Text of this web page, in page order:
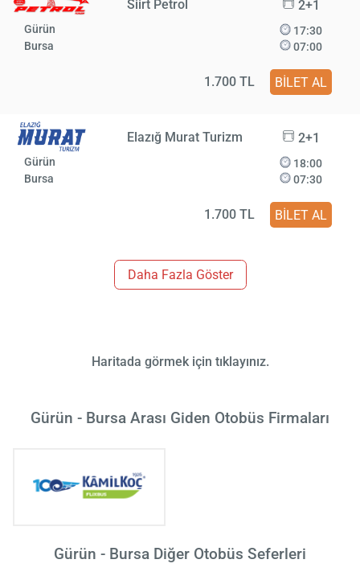
Siirt Petrol 2+1
Gürün
Bursa
17:30
07:00
1.700 TL BİLET AL
Elazığ Murat Turizm 2+1
Gürün
Bursa
18:00
07:30
1.700 TL BİLET AL
Daha Fazla Göster
Haritada görmek için tıklayınız.
Gürün - Bursa Arası Giden Otobüs Firmaları
Gürün - Bursa Diğer Otobüs Seferleri